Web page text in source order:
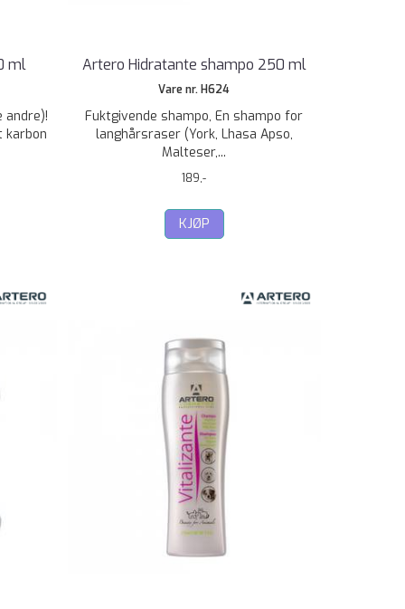
ml
andre)!
karbon
Artero Hidratante shampo 250 ml
Vare nr. H624
Fuktgivende shampo, En shampo for
langhårsraser (York, Lhasa Apso,
Malteser,...
189,-
KJØP